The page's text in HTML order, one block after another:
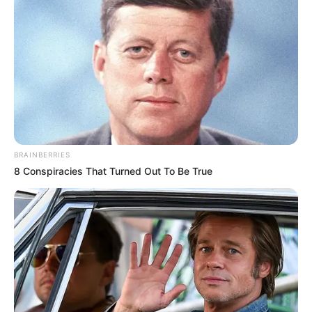
részletek a Mol tiszaújvárosi üzemében történt
robbanásról, sajtóhírek szerint több áldozat is lehet
BRAINBERRIES
8 Conspiracies That Turned Out To Be True